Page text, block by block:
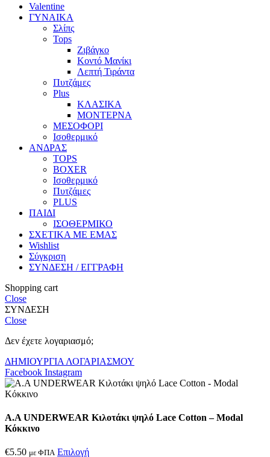
Valentine
ΓΥΝΑΙΚΑ
Σλίπς
Tops
Ζιβάγκο
Κοντό Μανίκι
Λεπτή Τιράντα
Πυτζάμες
Plus
ΚΛΑΣΙΚΑ
ΜΟΝΤΕΡΝΑ
ΜΕΣΟΦΟΡΙ
Ισοθερμικό
ΑΝΔΡΑΣ
TOPS
BOXER
Ισοθερμικό
Πυτζάμες
PLUS
ΠΑΙΔΙ
ΙΣΟΘΕΡΜΙΚΟ
ΣΧΕΤΙΚΑ ΜΕ ΕΜΑΣ
Wishlist
Σύγκριση
ΣΥΝΔΕΣΗ / ΕΓΓΡΑΦΗ
Shopping cart
Close
ΣΥΝΔΕΣΗ
Close
Δεν έχετε λογαριασμό;
ΔΗΜΙΟΥΡΓΙΑ ΛΟΓΑΡΙΑΣΜΟΥ
Facebook Instagram
A.A UNDERWEAR Κιλοτάκι ψηλό Lace Cotton – Modal
Κόκκινο
€5.50 με ΦΠΑ Επιλογή